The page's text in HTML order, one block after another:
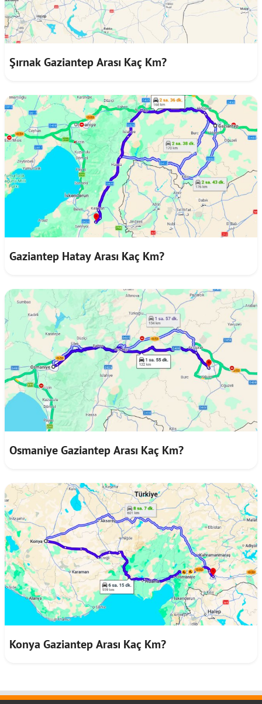
Şırnak Gaziantep Arası Kaç Km?
Gaziantep Hatay Arası Kaç Km?
Osmaniye Gaziantep Arası Kaç Km?
Konya Gaziantep Arası Kaç Km?